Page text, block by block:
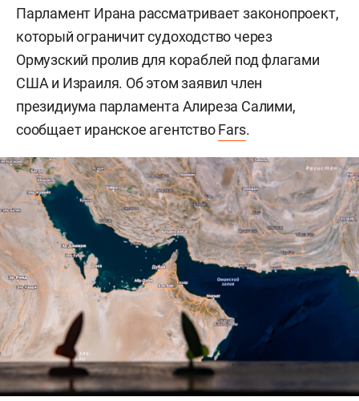
Парламент Ирана рассматривает законопроект,
который ограничит судоходство через
Ормузский пролив для кораблей под флагами
США и Израиля. Об этом заявил член
президиума парламента Алиреза Салими,
сообщает иранское агентствоFars.